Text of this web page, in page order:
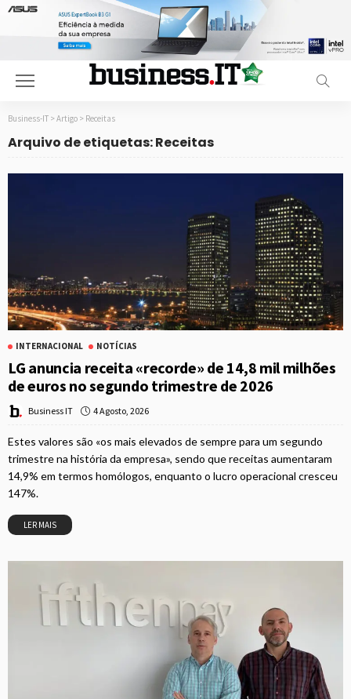
Business-IT > Artigo > Receitas
Arquivo de etiquetas: Receitas
INTERNACIONAL NOTÍCIAS
LG anuncia receita «recorde» de 14,8 mil milhões
de euros no segundo trimestre de 2026
Business IT 4 Agosto, 2026
Estes valores são «os mais elevados de sempre para um segundo
trimestre na história da empresa», sendo que receitas aumentaram
14,9% em termos homólogos, enquanto o lucro operacional cresceu
147%.
LER MAIS